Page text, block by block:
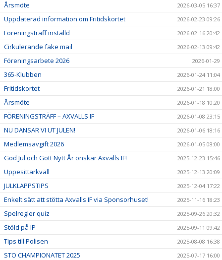
Årsmöte 2026-03-05 16:37
Uppdaterad information om Fritidskortet 2026-02-23 09:26
Föreningsträff inställd 2026-02-16 20:42
Cirkulerande fake mail 2026-02-13 09:42
Föreningsarbete 2026 2026-01-29
365-Klubben 2026-01-24 11:04
Fritidskortet 2026-01-21 18:00
Årsmöte 2026-01-18 10:20
FÖRENINGSTRÄFF – AXVALLS IF 2026-01-08 23:15
NU DANSAR VI UT JULEN! 2026-01-06 18:16
Medlemsavgift 2026 2026-01-05 08:00
God Jul och Gott Nytt År önskar Axvalls IF! 2025-12-23 15:46
Uppesittarkväll 2025-12-13 20:09
JULKLAPPSTIPS 2025-12-04 17:22
Enkelt sätt att stötta Axvalls IF via Sponsorhuset! 2025-11-16 18:23
Spelregler quiz 2025-09-26 20:32
Stöld på IP 2025-09-11 09:42
Tips till Polisen 2025-08-08 16:38
STO CHAMPIONATET 2025 2025-07-17 16:00